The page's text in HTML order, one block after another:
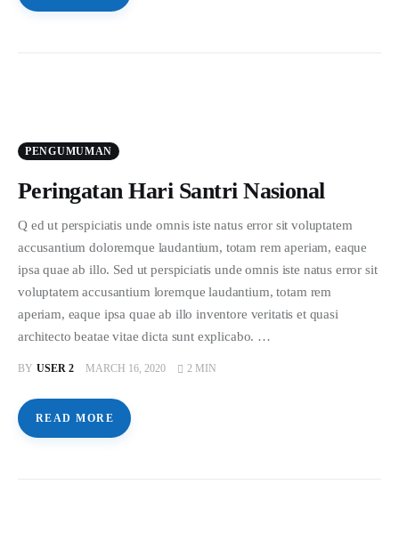
PENGUMUMAN
Peringatan Hari Santri Nasional
Q ed ut perspiciatis unde omnis iste natus error sit voluptatem
accusantium doloremque laudantium, totam rem aperiam, eaque
ipsa quae ab illo. Sed ut perspiciatis unde omnis iste natus error sit
voluptatem accusantium loremque laudantium, totam rem
aperiam, eaque ipsa quae ab illo inventore veritatis et quasi
architecto beatae vitae dicta sunt explicabo. …
BY USER 2 MARCH 16, 2020 2 MIN
READ MORE